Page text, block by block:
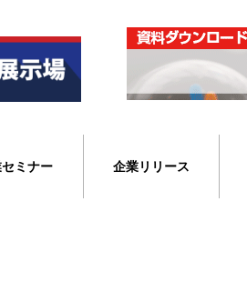
ミナー 企業リリース